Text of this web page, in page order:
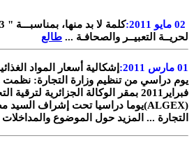
02 مايو 2011 :
لحريــة التعبيــر والصحافـة ... طالع
01 مارس 2011:
شكالية أسعار المواد
يوم دراسي من تنظيم وزارة التجارة:
فبراير2011 بمقر الوكالة الجزائرية لترقية التجارة الخارجية
(ALGEX)
يوما دراسيا تحت إشراف السيد
التجارة ... المزيد حول الموضوع والمداخلات